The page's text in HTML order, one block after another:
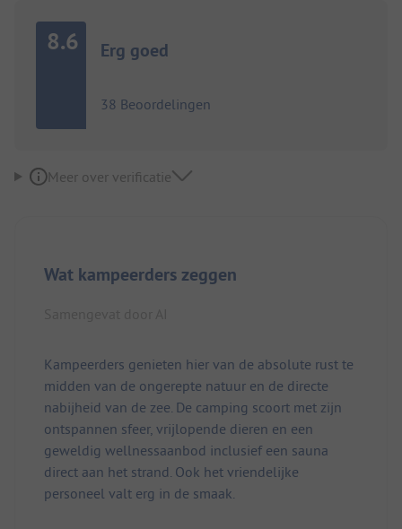
8.6 Erg goed
38 Beoordelingen
Meer over verificatie
Wat kampeerders zeggen
Kampeerders genieten hier van de absolute rust te
midden van de ongerepte natuur en de directe
nabijheid van de zee. De camping scoort met zijn
ontspannen sfeer, vrijlopende dieren en een
geweldig wellnessaanbod inclusief een sauna
direct aan het strand. Ook het vriendelijke
personeel valt erg in de smaak.